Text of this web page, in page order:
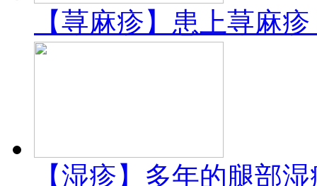
【荨麻疹】患上荨麻
【湿疹】多年的腿部